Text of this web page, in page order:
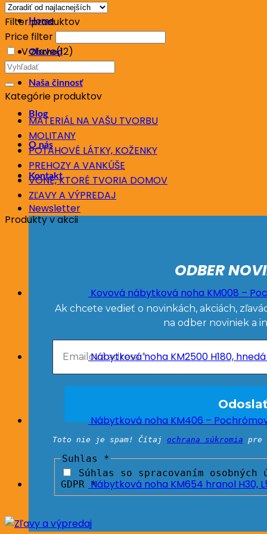
Home
Obchod
Naša činnosť
Blog
O nás
Kontakt
Newsletter
ODBER
Ak chcete vedieť o novinkách, akciách,
na odber noviniek a
Toto nie je spam! Čítaj ochrana súkromia pre
Suhlas *
Súhlas so spracovaním
GDPR *
najnižšej
najvyššiu
Filter produktov
Price filter
V zľave(12)
Hľadať:
Kategórie produktov
MATERIÁL NA VAŠU TVORBU
MOLITANY
POŤAHOVÉ LÁTKY, KOŽENKY
PREHOZY A VANKÚŠE
VÔNE, KTORÉ TVORIA DOMOV
ZĽAVY A VÝPREDAJ
Produkty v akcii
Kovová nábytková noha KM008 –
Nábytková noha KM2500 H180, hnedá
Nábytková noha KM406 –
Nábytková noha KM654 hranol H30,